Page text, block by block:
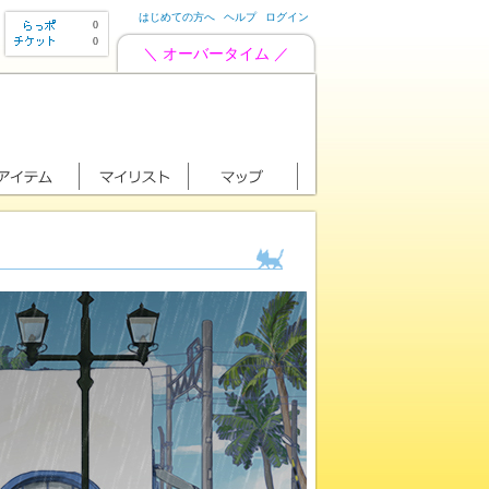
0
0
はじめての方へ ヘルプ ログイン
＼ オーバータイム ／